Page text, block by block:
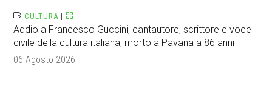
CULTURA |
Addio a Francesco Guccini, cantautore, scrittore e voce
civile della cultura italiana, morto a Pavana a 86 anni
06 Agosto 2026